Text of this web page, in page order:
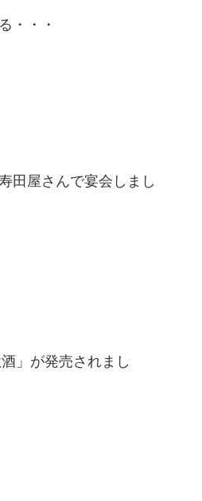
・・・
田屋さんで宴会しまし
」が発売されまし